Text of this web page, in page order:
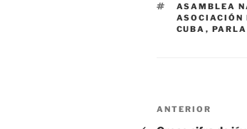
ETIQUETAS
ASAMBLEA
ASOCIACIÓN
CUBA ,
Navegación
Entrada
ANTERIOR